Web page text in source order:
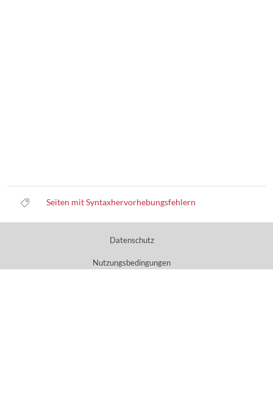
Seiten mit Syntaxhervorhebungsfehlern
Datenschutz
Nutzungsbedingungen